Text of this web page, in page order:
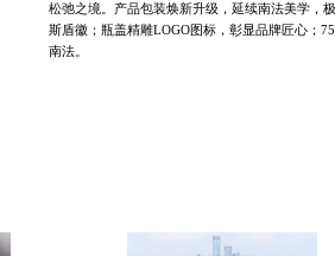
松弛之境。产品包装焕新升级，延续南法美学，
斯盾徽；瓶盖精雕LOGO图标，彰显品牌匠心；
南法。